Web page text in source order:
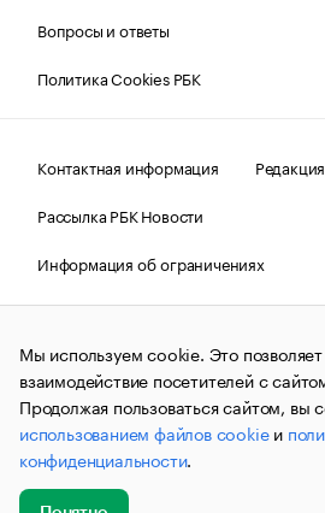
Вопросы и ответы
Политика Cookies РБК
Контактная информация
Редакция
Рассылка РБК Новости
Информация об ограничениях
Правовая информация
О
© АО «РОСБИЗНЕСКОНСАЛТИНГ»,
и материалы информационного
(зарегистрировано Федеральной
связи, информационных технологий
коммуникаций (Роскомнадзор)
№ФС77-63848) сопровождаются
публикации могут содержать
не предназначенную для пользователей
Мы используем cookie. Это
взаимодействие посетителей с
Продолжая пользоваться сайтом, вы
использованием файлов cookieи
конфиденциальности.